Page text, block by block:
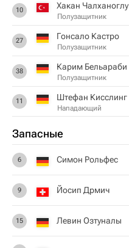
10 Хакан Чалханоглу
Полузащитник
27 Гонсало Кастро
Полузащитник
38 Карим Бельараби
Полузащитник
11 Штефан Кисслинг
Нападающий
Запасные
6 Симон Рольфес
9 Йосип Дрмич
15 Левин Озтуналы